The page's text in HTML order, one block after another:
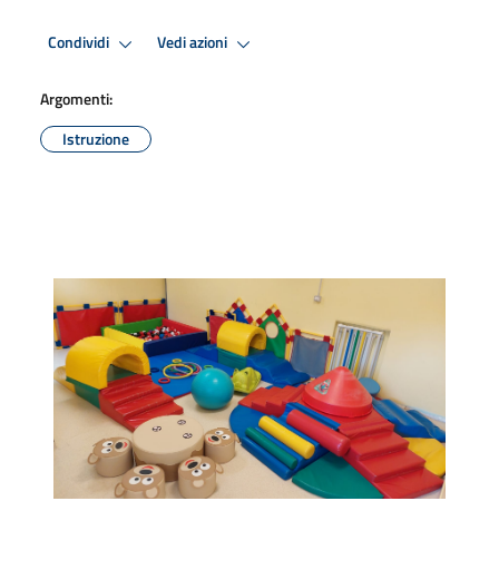
Condividi Vedi azioni
Argomenti:
Istruzione